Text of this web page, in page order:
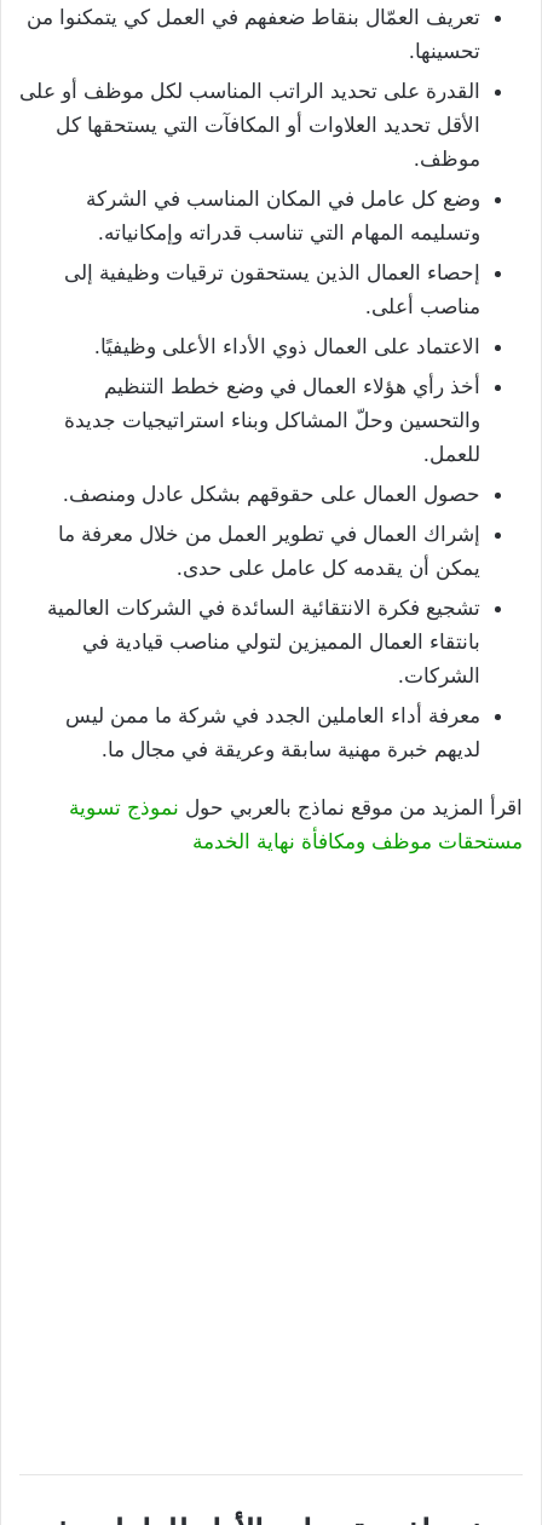
تعريف العمّال بنقاط ضعفهم في العمل كي يتمكنوا من
تحسينها.
القدرة على تحديد الراتب المناسب لكل موظف أو على
الأقل تحديد العلاوات أو المكافآت التي يستحقها كل
موظف.
وضع كل عامل في المكان المناسب في الشركة
وتسليمه المهام التي تناسب قدراته وإمكانياته.
إحصاء العمال الذين يستحقون ترقيات وظيفية إلى
مناصب أعلى.
الاعتماد على العمال ذوي الأداء الأعلى وظيفيًا.
أخذ رأي هؤلاء العمال في وضع خطط التنظيم
والتحسين وحلّ المشاكل وبناء استراتيجيات جديدة
للعمل.
حصول العمال على حقوقهم بشكل عادل ومنصف.
إشراك العمال في تطوير العمل من خلال معرفة ما
يمكن أن يقدمه كل عامل على حدى.
تشجيع فكرة الانتقائية السائدة في الشركات العالمية
بانتقاء العمال المميزين لتولي مناصب قيادية في
الشركات.
معرفة أداء العاملين الجدد في شركة ما ممن ليس
لديهم خبرة مهنية سابقة وعريقة في مجال ما.
اقرأ المزيد من موقع نماذج بالعربي حول نموذج تسوية
مستحقات موظف ومكافأة نهاية الخدمة